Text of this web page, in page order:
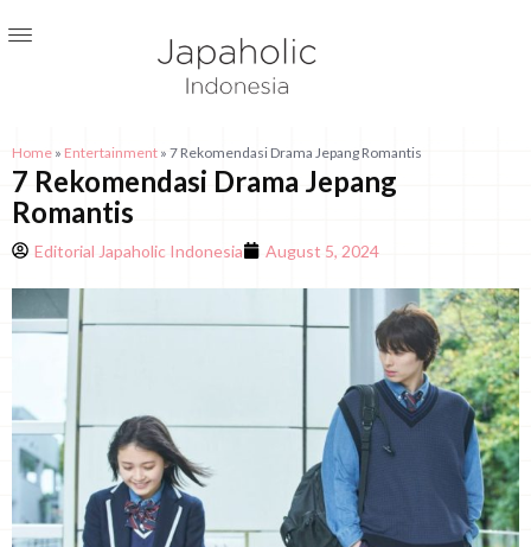
Home » Entertainment » 7 Rekomendasi Drama Jepang Romantis
7 Rekomendasi Drama Jepang
Romantis
Editorial Japaholic Indonesia August 5, 2024